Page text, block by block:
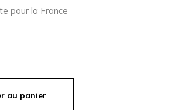
pour la France
- collier croix en vitrail
au panier